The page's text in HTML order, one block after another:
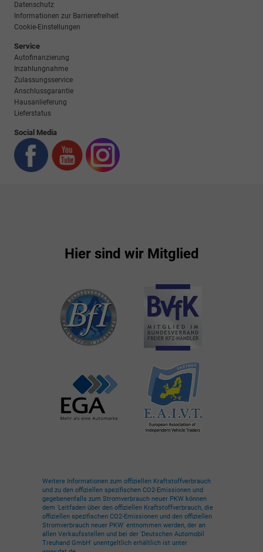
Datenschutz
Informationen zur Barrierefreiheit
Cookie-Einstellungen
Service
Autofinanzierung
Inzahlungnahme
Zulassungsservice
Anschlussgarantie
Hausanlieferung
Lieferstatus
Social Media
Hier sind wir Mitglied
Weitere Informationen zum offiziellen Kraftstoffverbrauch
und zu den offiziellen spezifischen CO2-Emissionen und
gegebenenfalls zum Stromverbrauch neuer PKW können
dem 'Leitfaden über den offiziellen Kraftstoffverbrauch, die
offiziellen spezifischen CO2-Emissionen und den offiziellen
Stromverbrauch neuer PKW' entnommen werden, der an
allen Verkaufsstellen und bei der 'Deutschen Automobil
Treuhand GmbH' unentgeltlich erhältlich ist unter